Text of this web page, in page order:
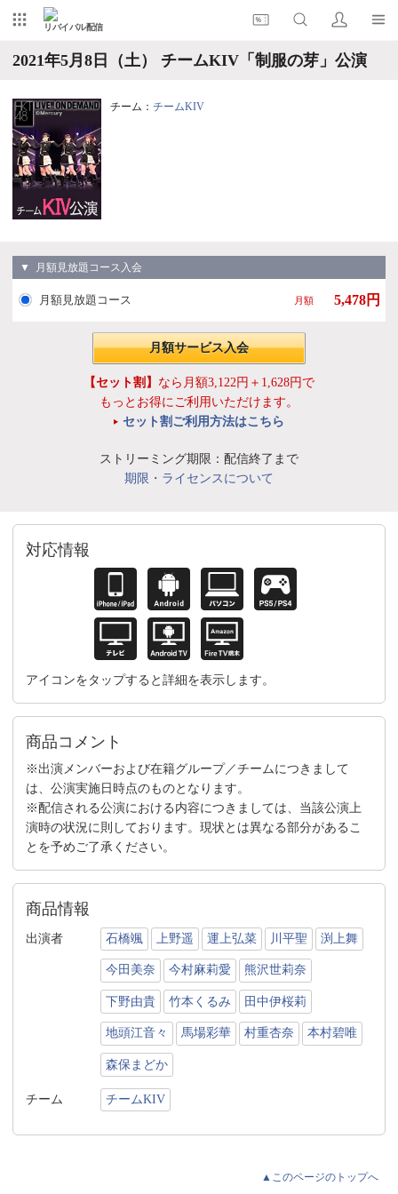
リバイバル配信
2021年5月8日（土） チームKIV「制服の芽」公演
チーム： チームKIV
▼ 月額見放題コース入会
月額見放題コース 月額 5,478円
月額サービス入会
【セット割】 なら月額3,122円＋1,628円で
もっとお得にご利用いただけます。
セット割ご利用方法はこちら
ストリーミング期限：配信終了まで
期限・ライセンスについて
対応情報
アイコンをタップすると詳細を表示します。
商品コメント
※出演メンバーおよび在籍グループ／チームにつきまして
は、公演実施日時点のものとなります。
※配信される公演における内容につきましては、当該公演上
演時の状況に則しております。現状とは異なる部分があるこ
とを予めご了承ください。
商品情報
出演者 石橋颯 上野遥 運上弘菜 川平聖 渕上舞
今田美奈 今村麻莉愛 熊沢世莉奈
下野由貴 竹本くるみ 田中伊桜莉
地頭江音々 馬場彩華 村重杏奈 本村碧唯
森保まどか
チーム チームKIV
▲このページのトップへ